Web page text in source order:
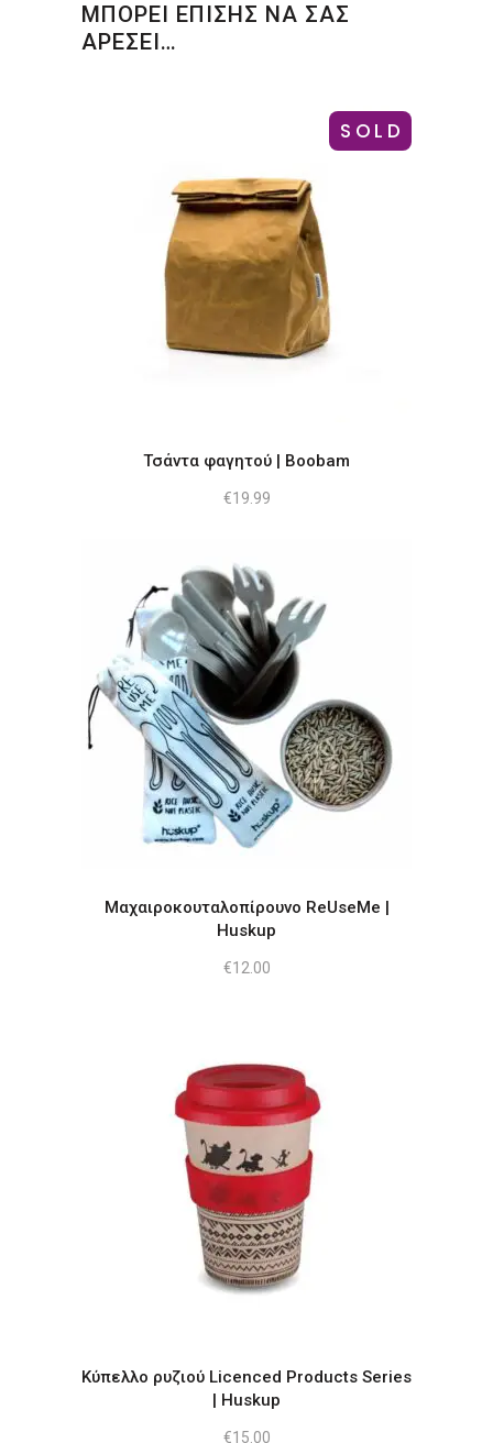
ΜΠΟΡΕΙ ΕΠΙΣΗΣ ΝΑ ΣΑΣ
ΑΡΕΣΕΙ…
SOLD
Τσάντα φαγητού | Boobam
€19.99
Μαχαιροκουταλοπίρουνο ReUseMe |
Huskup
€12.00
Αυτό
το
προϊόν
έχει
πολλαπλές
μπορούν
να
Κύπελλο ρυζιού Licenced Products Series
| Huskup
€15.00